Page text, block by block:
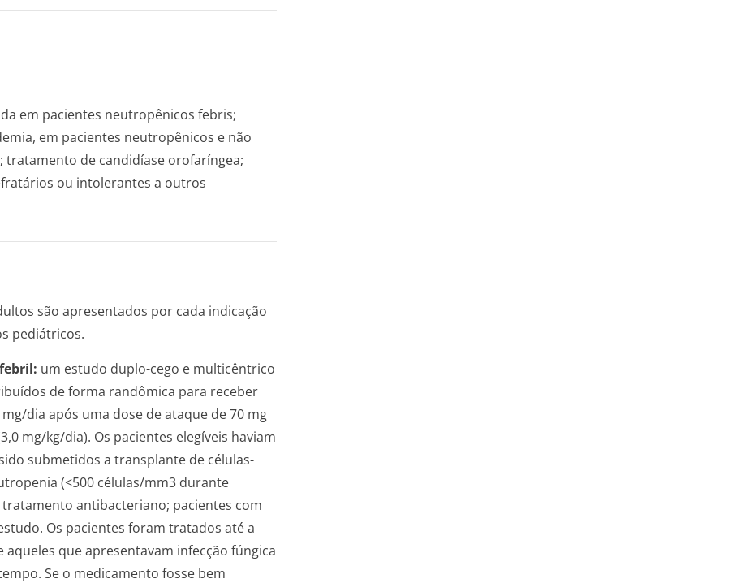
em pacientes neutropênicos febris;
em pacientes neutropênicos e não
de candidíase orofaríngea;
ou intolerantes a outros
são apresentados por cada indicação
pediátricos.
um estudo duplo-cego e multicêntrico
de forma randômica para receber
dia após uma dose de ataque de 70 mg
mg/kg/dia). Os pacientes elegíveis haviam
submetidos a transplante de células-
(<500 células/mm3 durante
tratamento antibacteriano; pacientes com
Os pacientes foram tratados até a
que apresentavam infecção fúngica
Se o medicamento fosse bem